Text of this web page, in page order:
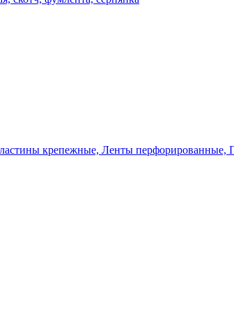
крепежные, Ленты перфорированные,